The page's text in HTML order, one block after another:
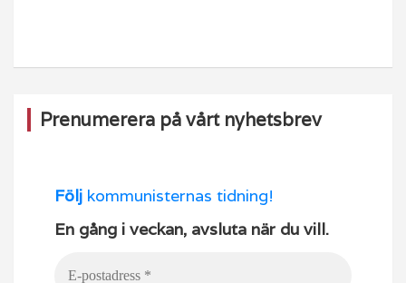
k
Prenumerera på vårt nyhetsbrev
Följ kommunisternas tidning!
En gång i veckan, avsluta när du vill.